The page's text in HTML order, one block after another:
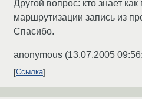
Другой вопрос: кто знает
маршрутизации запись из
Спасибо.
anonymous (13.07.2005
Ссылка